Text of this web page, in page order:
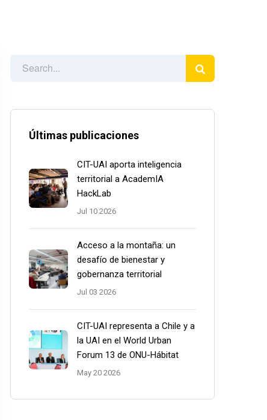
Últimas publicaciones
CIT-UAI aporta inteligencia
territorial a AcademIA
HackLab
Jul 10 2026
Acceso a la montaña: un
desafío de bienestar y
gobernanza territorial
Jul 03 2026
CIT-UAI representa a Chile y a
la UAI en el World Urban
Forum 13 de ONU-Hábitat
May 20 2026